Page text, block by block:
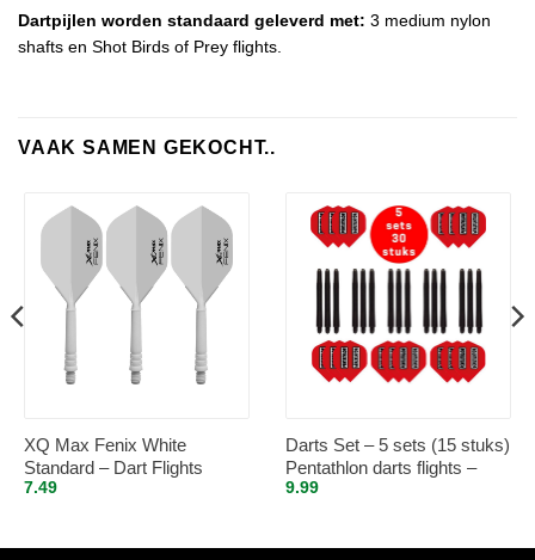
Dartpijlen worden standaard geleverd met: 3 medium nylon
shafts en Shot Birds of Prey flights.
VAAK SAMEN GEKOCHT..
XQ Max Fenix White
Standard – Dart Flights
Inbetween
7.49
Darts Set – 5 sets (15 stuks)
Pentathlon darts flights –
super stevig – rood – incl. 5
9.99